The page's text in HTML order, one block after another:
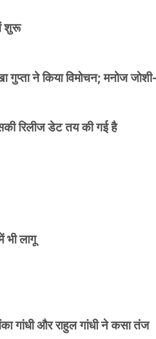
शुरू
गुप्ता ने किया विमोचन; मनोज
रिलीज डेट तय की गई है
भी लागू
गांधी और राहुल गांधी ने कसा तंज